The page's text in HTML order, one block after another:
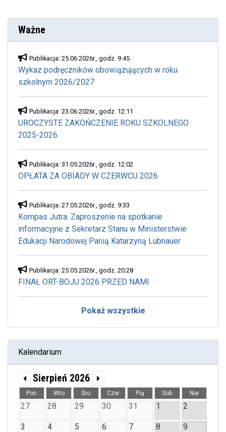
Ważne
Publikacja: 25.06.2026r., godz. 9:45
Wykaz podręczników obowiązujących w roku
szkolnym 2026/2027
Publikacja: 23.06.2026r., godz. 12:11
UROCZYSTE ZAKOŃCZENIE ROKU SZKOLNEGO
2025-2026
Publikacja: 31.05.2026r., godz. 12:02
OPŁATA ZA OBIADY W CZERWCU 2026
Publikacja: 27.05.2026r., godz. 9:33
Kompas Jutra. Zaproszenie na spotkanie
informacyjne z Sekretarz Stanu w Ministerstwie
Edukacji Narodowej Panią Katarzyną Lubnauer
Publikacja: 25.05.2026r., godz. 20:28
FINAŁ ORT-BOJU 2026 PRZED NAMI
Pokaż wszystkie
Kalendarium
Sierpień 2026
Pon Wto Śro Czw Pią Sob Nie
27 28 29 30 31 1 2
3 4 5 6 7 8 9